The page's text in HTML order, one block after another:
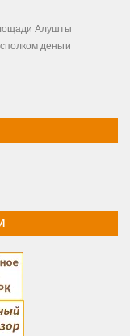
Алушты
деньги